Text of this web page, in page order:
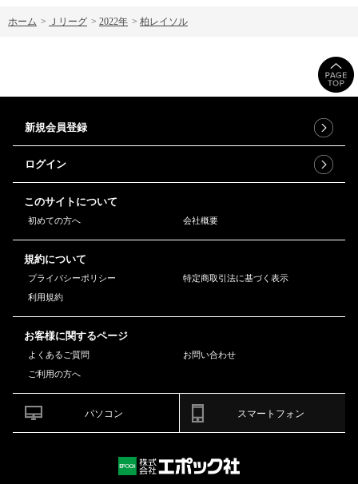
ホーム > Ｊリーグ > 2022年 > 柏レイソル
新規会員登録
ログイン
このサイトについて
初めての方へ 会社概要
規約について
プライバシーポリシー
特定商取引法に基づく表示
利用規約
お客様に関するページ
よくあるご質問
お問い合わせ
ご利用の方へ
パソコン スマートフォン